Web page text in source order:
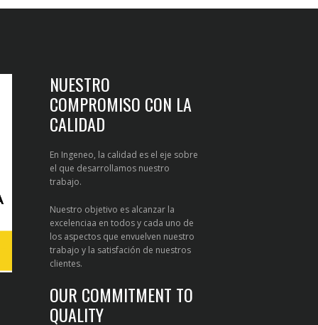
NUESTRO
COMPROMISO CON LA
CALIDAD
En Ingeneo, la calidad es el eje sobre
el que desarrollamos nuestro
trabajo.
Nuestro objetivo es alcanzar la
excelenciaa en todos y cada uno de
los aspectos que envuelven nuestro
trabajo y la satisfación de nuestros
clientes.
OUR COMMITMENT TO
QUALITY